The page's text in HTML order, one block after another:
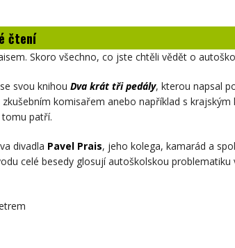
čtení
Skoro všechno, co jste chtěli vědět o
svou knihou Dva krát tři pedály, kterou napsal
komisařem anebo například s
patří.
divadla Pavel Prais, jeho kolega, kamarád a
celé besedy glosují autoškolskou